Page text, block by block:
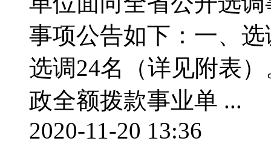
事项公告如下：一、
选调24名（详见附表
政全额拨款事业单 ...
2020-11-20 13:36